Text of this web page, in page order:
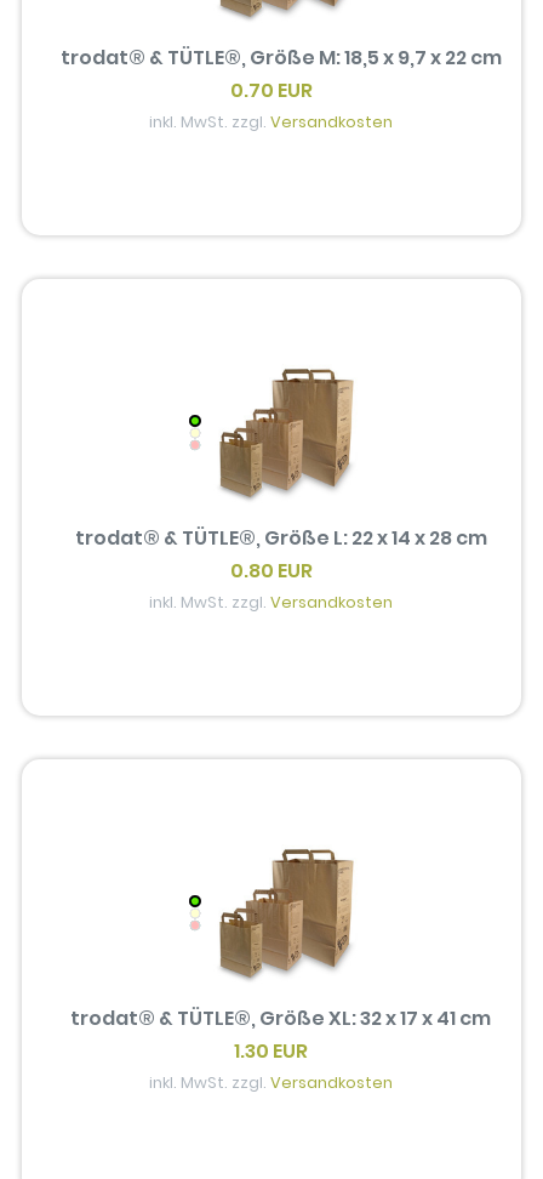
trodat® & TÜTLE®, Größe M: 18,5 x 9,7 x 22 cm
0.70 EUR
inkl. MwSt. zzgl.Versandkosten
trodat® & TÜTLE®, Größe L: 22 x 14 x 28 cm
0.80 EUR
inkl. MwSt. zzgl.Versandkosten
trodat® & TÜTLE®, Größe XL: 32 x 17 x 41 cm
1.30 EUR
inkl. MwSt. zzgl.Versandkosten